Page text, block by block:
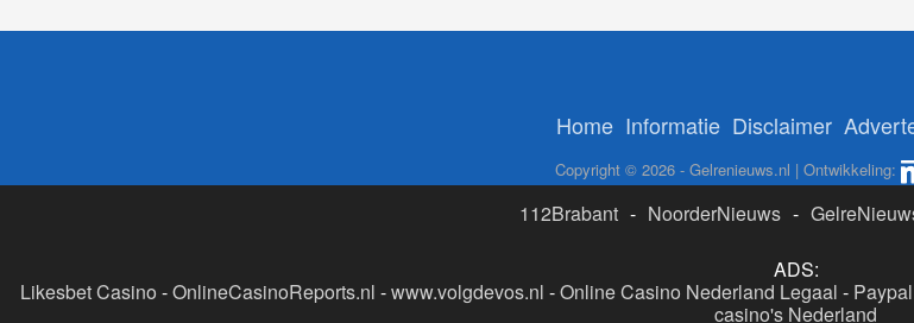
Home Informatie Disclaimer
Copyright © 2026 - Gelrenieuws.nl | Ontwikkeling:
112Brabant - NoorderNieuws -
ADS:
Likesbet Casino -OnlineCasinoReports.nl -www.volgdevos.nl -Online Casino Nederland Legaal -
casino's Nederland